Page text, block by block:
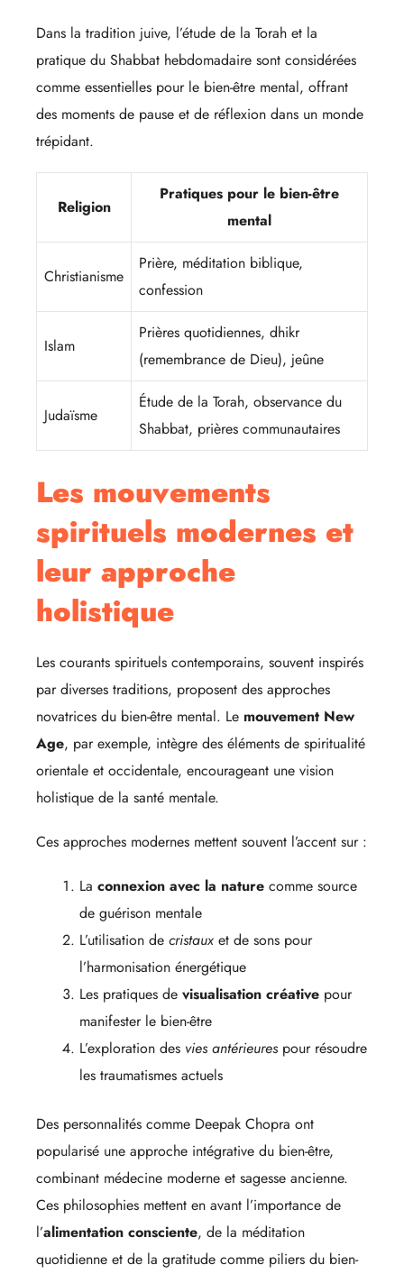
Dans la tradition juive, l’étude de la Torah et la
pratique du Shabbat hebdomadaire sont considérées
comme essentielles pour le bien-être mental, offrant
des moments de pause et de réflexion dans un monde
trépidant.
Religion
Pratiques pour le bien-être
mental
Christianisme
Prière, méditation biblique,
confession
Islam
Prières quotidiennes, dhikr
(remembrance de Dieu), jeûne
Judaïsme
Étude de la Torah, observance du
Shabbat, prières communautaires
Les mouvements
spirituels modernes et
leur approche
holistique
Les courants spirituels contemporains, souvent inspirés
par diverses traditions, proposent des approches
novatrices du bien-être mental. Le mouvement New
Age, par exemple, intègre des éléments de spiritualité
orientale et occidentale, encourageant une vision
holistique de la santé mentale.
Ces approches modernes mettent souvent l’accent sur :
La connexion avec la nature comme source
de guérison mentale
L’utilisation de cristaux et de sons pour
l’harmonisation énergétique
Les pratiques de visualisation créative pour
manifester le bien-être
L’exploration des vies antérieures pour résoudre
les traumatismes actuels
Des personnalités comme Deepak Chopra ont
popularisé une approche intégrative du bien-être,
combinant médecine moderne et sagesse ancienne.
Ces philosophies mettent en avant l’importance de
l’alimentation consciente, de la méditation
quotidienne et de la gratitude comme piliers du bien-